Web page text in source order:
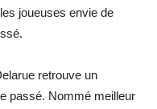
joueuses envie de
retrouve un
passé. Nommé meilleur